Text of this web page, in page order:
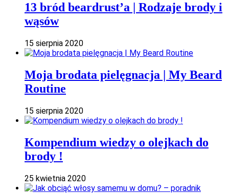
13 bród beardrust’a | Rodzaje brody i
wąsów
15 sierpnia 2020
Moja brodata pielęgnacja | My Beard
Routine
15 sierpnia 2020
Kompendium wiedzy o olejkach do
brody !
25 kwietnia 2020